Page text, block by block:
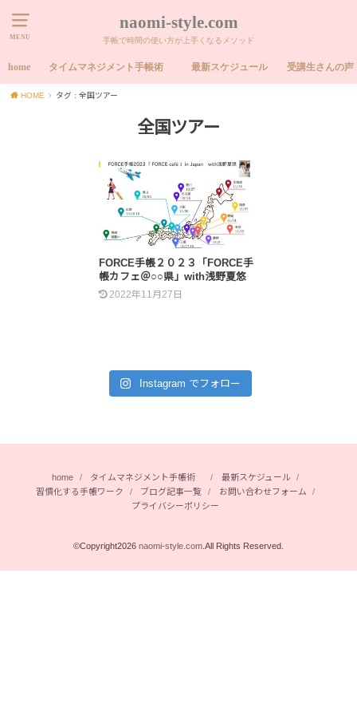
MENU
naomi-style.com
手帳で時間の使い方が上手くなるメソッド
home タイムマネジメント手帳術 最新スケジュール 受講生さんの声
HOME タグ : 全国ツアー
全国ツアー
FORCE手帳２０２３「FORCE手
帳カフェ＠○○県」with浅野夏悠
2022年11月27日
Instagram でフォロー
home タイムマネジメント手帳術
最新スケジュール
習慣化する手帳ワーク
ブログ記事一覧
お問い合わせフォーム
プライバシーポリシー
©Copyright2026 naomi-style.com.All Rights Reserved.